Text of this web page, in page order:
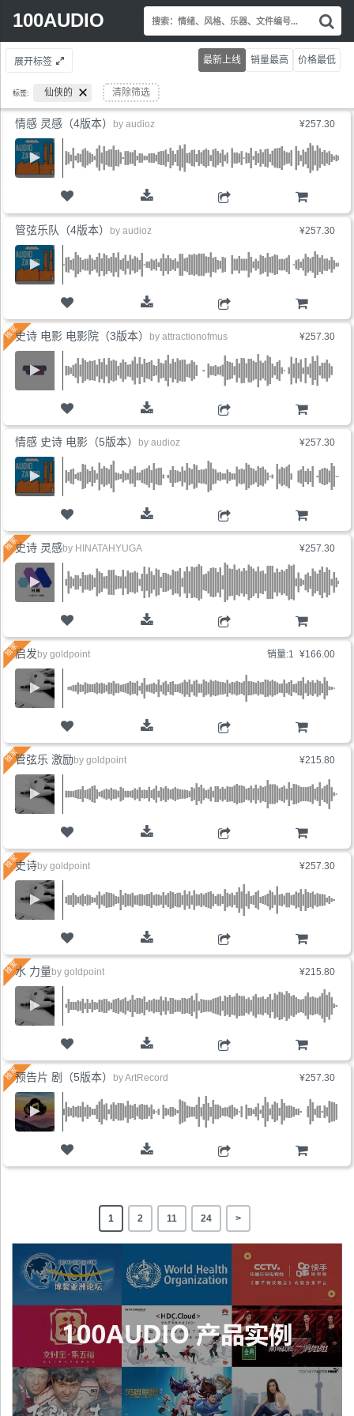
100AUDIO
Search
索
情
绪
乐
文
展开标签
标签: 仙侠的 清除筛选
最新上线 销量最高 价格最低
¥257.30
情感 灵感（4版本） by audioz
¥257.30
购物车
管弦乐队（4版本） by audioz
¥257.30
购物车
史诗 电影 电影院（3版本） by attractionofmus
¥257.30
购物车
情感 史诗 电影（5版本） by audioz
¥257.30
购物车
史诗 灵感by HINATAHYUGA
销量:1 ¥166.00
购物车
启发 by goldpoint
¥215.80
购物车
管弦乐 激励 by goldpoint
¥257.30
购物车
史诗by goldpoint
¥215.80
购物车
水 力量by goldpoint
¥257.30
购物车
预告片 剧（5版本） byArtRecord
1 2 11 24 >